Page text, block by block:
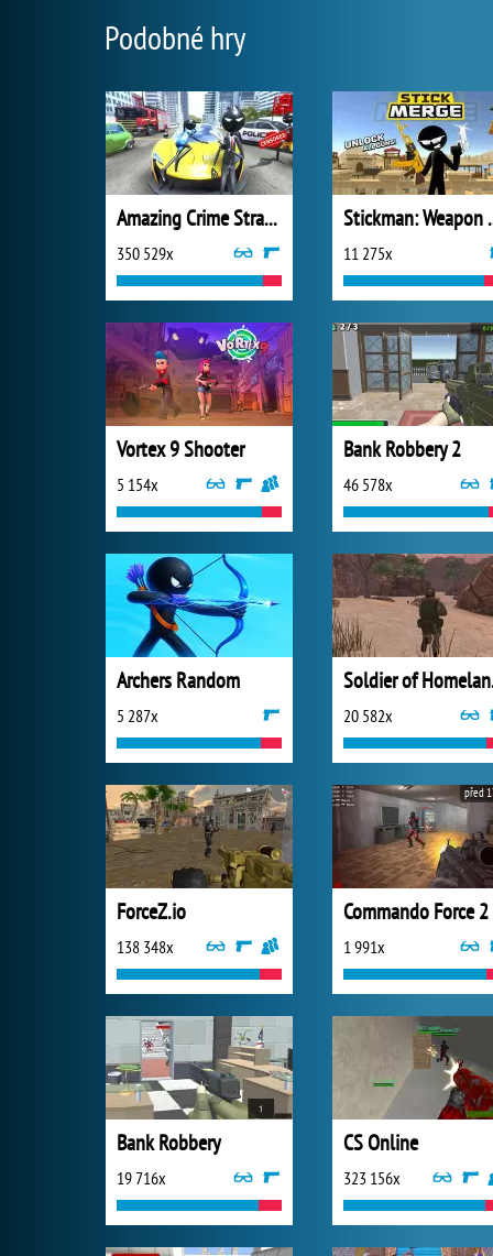
Podobné hry
Amazing Crime Strange Stickman
350 529x 11 275x
Vortex 9 Shooter
5 154x
Bank Robbery 2
46 578x
Archers Random
5 287x 20 582x
ForceZ.io
138 348x
Commando Force 2
1 991x
před
Bank Robbery
19 716x
CS Online
323 156x